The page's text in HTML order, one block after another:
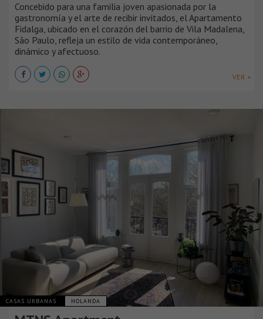
Concebido para una familia joven apasionada por la
gastronomía y el arte de recibir invitados, el Apartamento
Fidalga, ubicado en el corazón del barrio de Vila Madalena,
São Paulo, refleja un estilo de vida contemporáneo,
dinámico y afectuoso.
VER +
CASAS URBANAS HOLANDA